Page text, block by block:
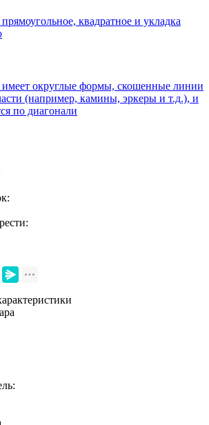
квадратное и укладка
округлые формы, скошенные линии
(например, камины, эркеры и т.д.), и
по диагонали